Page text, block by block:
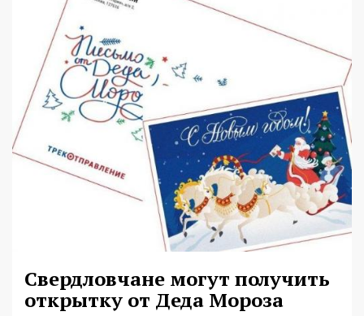
Свердловчане могут получить
открытку от Деда Мороза